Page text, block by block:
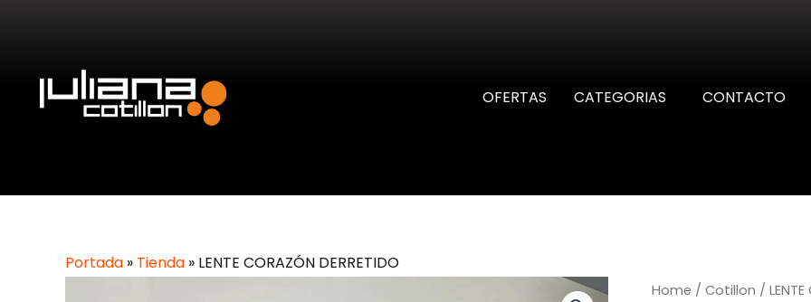
OFERTAS CATEGORIAS CONTACTO
Portada » Tienda » LENTE CORAZÓN DERRETIDO
Home / Cotillon / LENTE